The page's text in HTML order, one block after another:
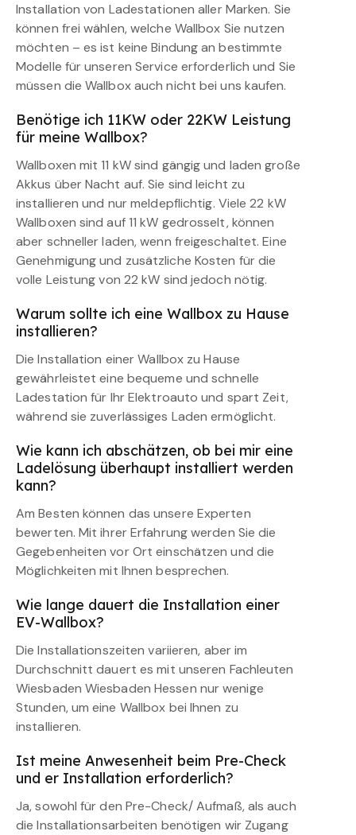
Installation von Ladestationen aller Marken. Sie
können frei wählen, welche Wallbox Sie nutzen
möchten – es ist keine Bindung an bestimmte
Modelle für unseren Service erforderlich und Sie
müssen die Wallbox auch nicht bei uns kaufen.
Benötige ich 11KW oder 22KW Leistung
für meine Wallbox?
Wallboxen mit 11 kW sind gängig und laden große
Akkus über Nacht auf. Sie sind leicht zu
installieren und nur meldepflichtig. Viele 22 kW
Wallboxen sind auf 11 kW gedrosselt, können
aber schneller laden, wenn freigeschaltet. Eine
Genehmigung und zusätzliche Kosten für die
volle Leistung von 22 kW sind jedoch nötig.
Warum sollte ich eine Wallbox zu Hause
installieren?
Die Installation einer Wallbox zu Hause
gewährleistet eine bequeme und schnelle
Ladestation für Ihr Elektroauto und spart Zeit,
während sie zuverlässiges Laden ermöglicht.
Wie kann ich abschätzen, ob bei mir eine
Ladelösung überhaupt installiert werden
kann?
Am Besten können das unsere Experten
bewerten. Mit ihrer Erfahrung werden Sie die
Gegebenheiten vor Ort einschätzen und die
Möglichkeiten mit Ihnen besprechen.
Wie lange dauert die Installation einer
EV-Wallbox?
Die Installationszeiten variieren, aber im
Durchschnitt dauert es mit unseren Fachleuten
Wiesbaden Wiesbaden Hessen nur wenige
Stunden, um eine Wallbox bei Ihnen zu
installieren.
Ist meine Anwesenheit beim Pre-Check
und er Installation erforderlich?
Ja, sowohl für den Pre-Check/ Aufmaß, als auch
die Installationsarbeiten benötigen wir Zugang